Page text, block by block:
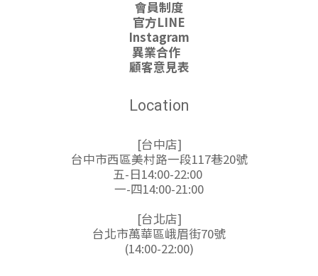
會員制度
官方LINE
Instagram
異業合作
顧客意見表
Location
[台中店]
台中市西區美村路一段117巷20號
五-日14:00-22:00
一-四14:00-21:00
[台北店]
台北市萬華區峨眉街70號
(14:00-22:00)